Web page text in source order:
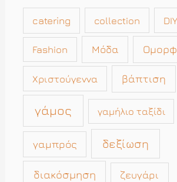
catering collection DIY
Fashion Μόδα
Χριστούγεννα βάπτιση
γάμος γαμήλιο ταξίδι
γαμπρός δεξίωση
διακόσμηση ζευγάρι